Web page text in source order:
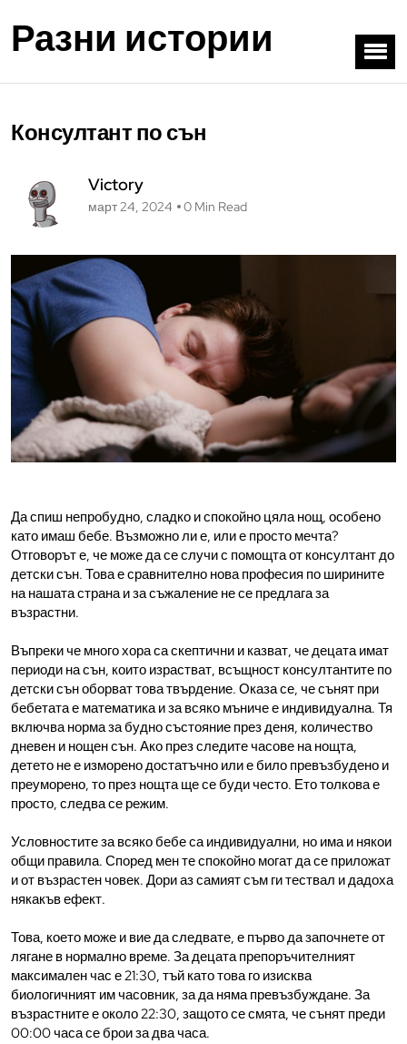
Разни истории
Консултант по сън
Victory
март 24, 2024 0 Min Read
Да спиш непробудно, сладко и спокойно цяла нощ, особено
като имаш бебе. Възможно ли е, или е просто мечта?
Отговорът е, че може да се случи с помощта от консултант до
детски сън. Това е сравнително нова професия по ширините
на нашата страна и за съжаление не се предлага за
възрастни.
Въпреки че много хора са скептични и казват, че децата имат
периоди на сън, които израстват, всъщност консултантите по
детски сън оборват това твърдение. Оказа се, че сънят при
бебетата е математика и за всяко мъниче е индивидуална. Тя
включва норма за будно състояние през деня, количество
дневен и нощен сън. Ако през следите часове на нощта,
детето не е изморено достатъчно или е било превъзбудено и
преуморено, то през нощта ще се буди често. Ето толкова е
просто, следва се режим.
Условностите за всяко бебе са индивидуални, но има и някои
общи правила. Според мен те спокойно могат да се приложат
и от възрастен човек. Дори аз самият съм ги тествал и дадоха
някакъв ефект.
Това, което може и вие да следвате, е първо да започнете от
лягане в нормално време. За децата препоръчителният
максимален час е 21:30, тъй като това го изисква
биологичният им часовник, за да няма превъзбуждане. За
възрастните е около 22:30, защото се смята, че сънят преди
00:00 часа се брои за два часа.